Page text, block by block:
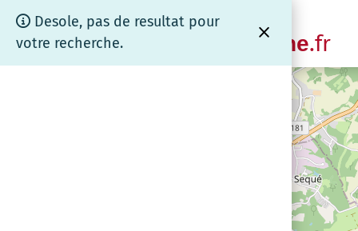
Panneau de gestion des cookies
Cartographie
www.coeurdebrenne.fr
Desole, pas de resultat pour
votre recherche.